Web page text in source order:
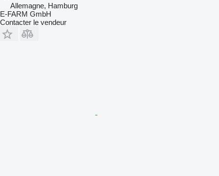
Allemagne, Hamburg
E-FARM GmbH
Contacter le vendeur